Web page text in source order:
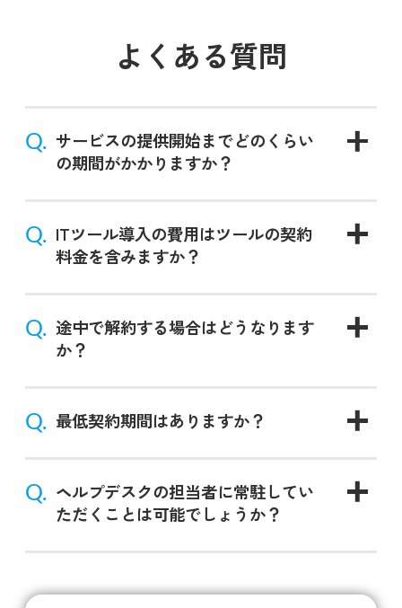
よくある質問
Q. サービスの提供開始までどのくらい
の期間がかかりますか？
Q. ITツール導入の費用はツールの契約
料金を含みますか？
Q. 途中で解約する場合はどうなります
か？
Q. 最低契約期間はありますか？
Q. ヘルプデスクの担当者に常駐してい
ただくことは可能でしょうか？